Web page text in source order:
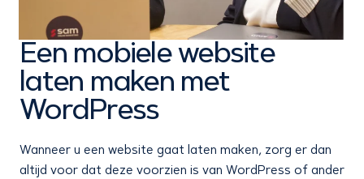
Een mobiele website
laten maken met
WordPress
Wanneer u een website gaat laten maken, zorg er dan
altijd voor dat deze voorzien is van WordPress of ander